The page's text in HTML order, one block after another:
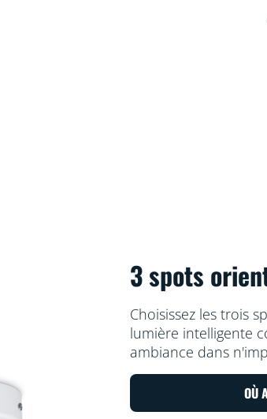
3 spots
Choisissez les trois
lumière intelligente
ambiance dans
le spot encastrable
blanc. Utilisez votre
pour le contrôler
OÙ